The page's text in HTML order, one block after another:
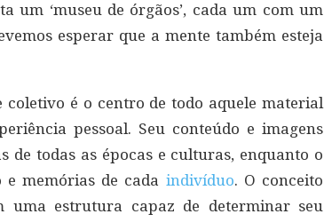
um ‘museu de órgãos’, cada um com um
esperar que a mente também esteja
é o centro de todo aquele material
pessoal. Seu conteúdo e imagens
de todas as épocas e culturas, enquanto o
e memórias de cada indivíduo. O conceito
uma estrutura capaz de determinar seu